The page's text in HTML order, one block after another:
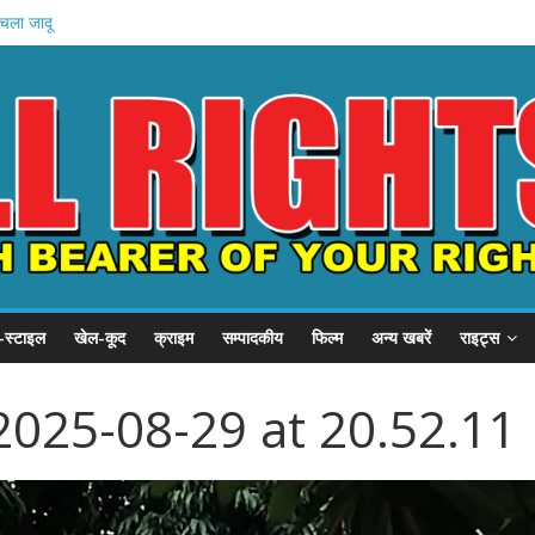
चला जादू
बड़ा कदम
खेल-कूद क्राइम सम्पादकीय फिल्म अन्य खबरें राइट्स
08-29 at 20.52.11